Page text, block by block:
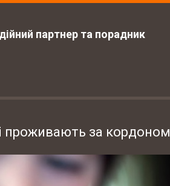
партнер та порадник
проживають за кордоном